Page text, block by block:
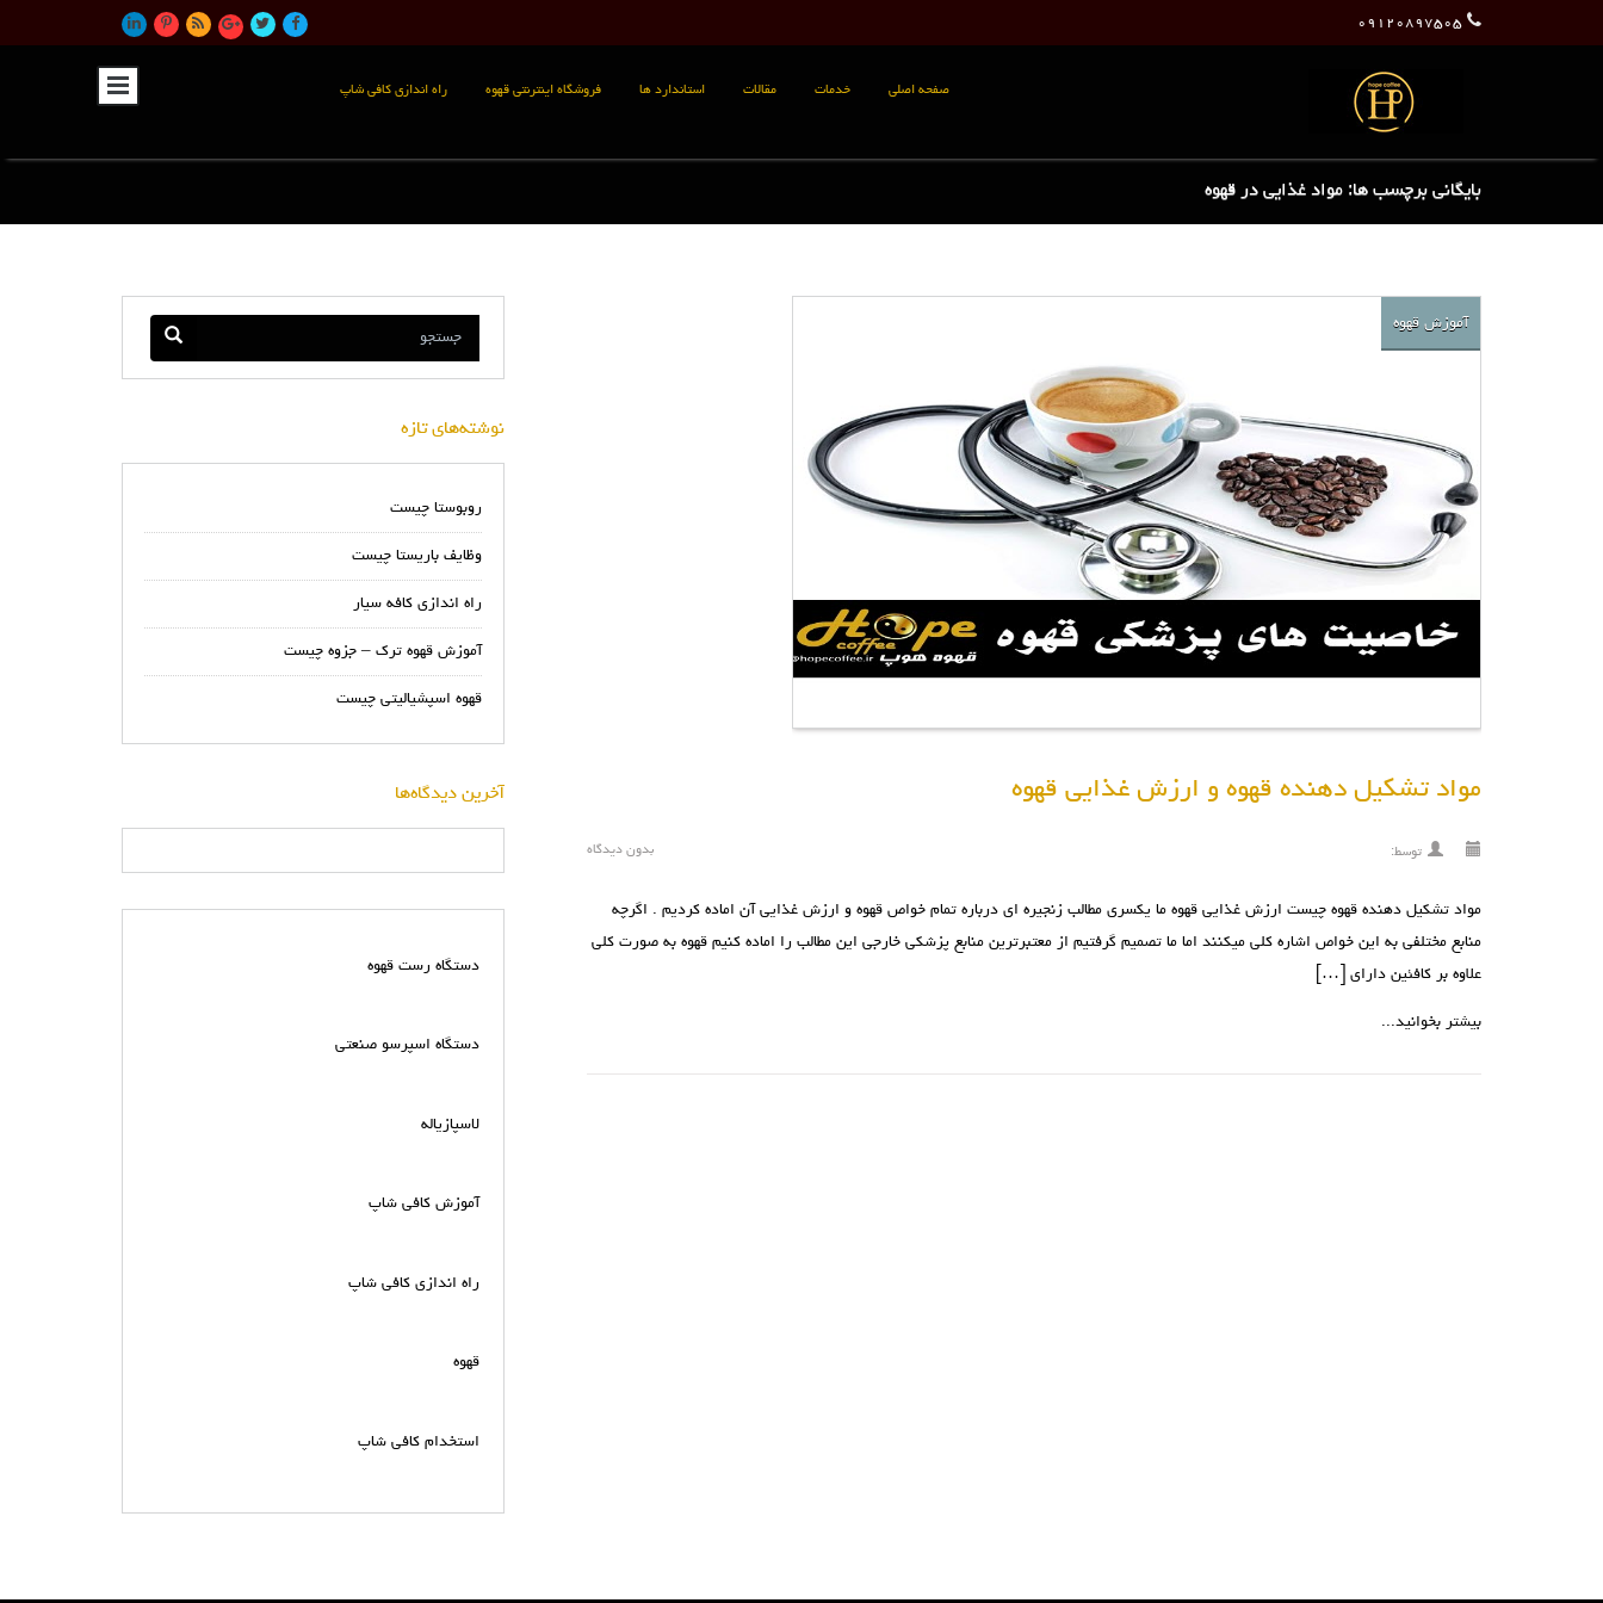
۰۹۱۲۰۸۹۷۵۰۵
صفحه اصلی خدمات مقالات استاندارد ها فروشگاه اینترنتی قهوه راه اندازی کافی شاپ
بایگانی برچسب ها: مواد غذایی در قهوه
آموزش قهوه
مواد تشکیل دهنده قهوه و ارزش غذایی قهوه
توسط: بدون دیدگاه
مواد تشکیل دهنده قهوه چیست ارزش غذایی قهوه ما یکسری مطالب زنجیره ای درباره تمام خواص قهوه و ارزش غذایی آن اماده کردیم . اگرچه
منابع مختلفی به این خواص اشاره کلی میکنند اما ما تصمیم گرفتیم از معتبرترین منابع پزشکی خارجی این مطالب را اماده کنیم قهوه به صورت کلی
علاوه بر کافئین دارای […]
بیشتر بخوانید...
نوشته‌های تازه
روبوستا چیست
وظایف باریستا چیست
راه اندازی کافه سیار
آموزش قهوه ترک – جزوه چیست
قهوه اسپشیالیتی چیست
آخرین دیدگاه‌ها
دستگاه رست قهوه
دستگاه اسپرسو صنعتی
لاسپازیاله
آموزش کافی شاپ
راه اندازی کافی شاپ
قهوه
استخدام کافی شاپ